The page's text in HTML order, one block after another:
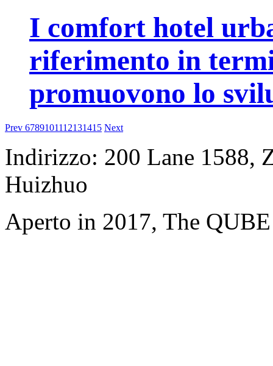
I comfort hotel
riferimento in
promuovono lo
Prev 6789101112131415 Next
Indirizzo: 200 Lane 1588,
Huizhuo
Aperto in 2017, The